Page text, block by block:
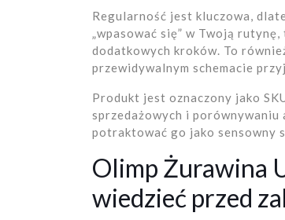
Regularność jest kluczowa,
„wpasować się” w Twoją
dodatkowych kroków. To
przewidywalnym schemacie
Produkt jest oznaczony jako
sprzedażowych i porównywaniu
potraktować go jako sensowny
Olimp Żurawina
wiedzieć przed